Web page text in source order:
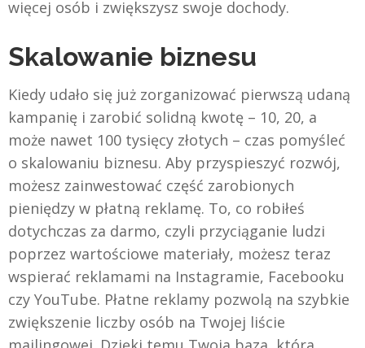
więcej osób i zwiększysz swoje dochody.
Skalowanie biznesu
Kiedy udało się już zorganizować pierwszą udaną
kampanię i zarobić solidną kwotę – 10, 20, a
może nawet 100 tysięcy złotych – czas pomyśleć
o skalowaniu biznesu. Aby przyspieszyć rozwój,
możesz zainwestować część zarobionych
pieniędzy w płatną reklamę. To, co robiłeś
dotychczas za darmo, czyli przyciąganie ludzi
poprzez wartościowe materiały, możesz teraz
wspierać reklamami na Instagramie, Facebooku
czy YouTube. Płatne reklamy pozwolą na szybkie
zwiększenie liczby osób na Twojej liście